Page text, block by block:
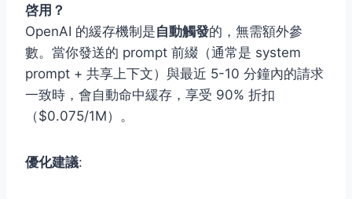
啓用？
OpenAI 的緩存機制是自動觸發的，無需額外參
數。當你發送的 prompt 前綴（通常是 system
prompt + 共享上下文）與最近 5-10 分鐘內的請求
一致時，會自動命中緩存，享受 90% 折扣
（$0.075/1M）。
優化建議: